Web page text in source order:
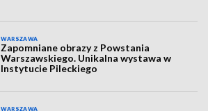
WARSZAWA
Zapomniane obrazy z Powstania
Warszawskiego. Unikalna wystawa w
Instytucie Pileckiego
WARSZAWA